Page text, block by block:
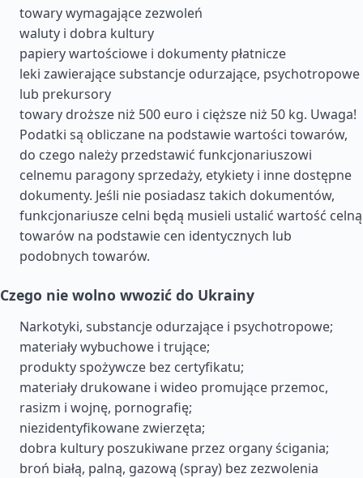
towary wymagające zezwoleń
waluty i dobra kultury
papiery wartościowe i dokumenty płatnicze
leki zawierające substancje odurzające, psychotropowe
lub prekursory
towary droższe niż 500 euro i cięższe niż 50 kg. Uwaga!
Podatki są obliczane na podstawie wartości towarów,
do czego należy przedstawić funkcjonariuszowi
celnemu paragony sprzedaży, etykiety i inne dostępne
dokumenty. Jeśli nie posiadasz takich dokumentów,
funkcjonariusze celni będą musieli ustalić wartość celną
towarów na podstawie cen identycznych lub
podobnych towarów.
Czego nie wolno wwozić do Ukrainy
Narkotyki, substancje odurzające i psychotropowe;
materiały wybuchowe i trujące;
produkty spożywcze bez certyfikatu;
materiały drukowane i wideo promujące przemoc,
rasizm i wojnę, pornografię;
niezidentyfikowane zwierzęta;
dobra kultury poszukiwane przez organy ścigania;
broń białą, palną, gazową (spray) bez zezwolenia